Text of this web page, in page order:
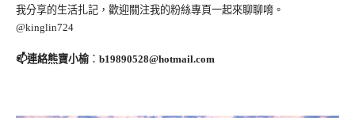
我分享的生活扎記，歡迎關注我的粉絲專頁一起來聊聊唷。
@kinglin724
📫連絡熊寶小榆： b19890528@hotmail.com